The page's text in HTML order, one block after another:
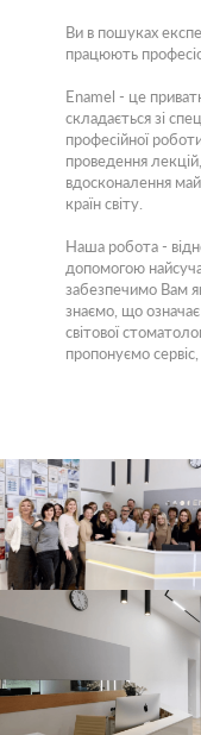
Ви в пошуках
працюють
Enamel - це
складається зі
професійної
проведення
вдосконалення
країн світу.
Наша робота -
допомогою
забезпечимо Вам
знаємо, що
світової
пропонуємо